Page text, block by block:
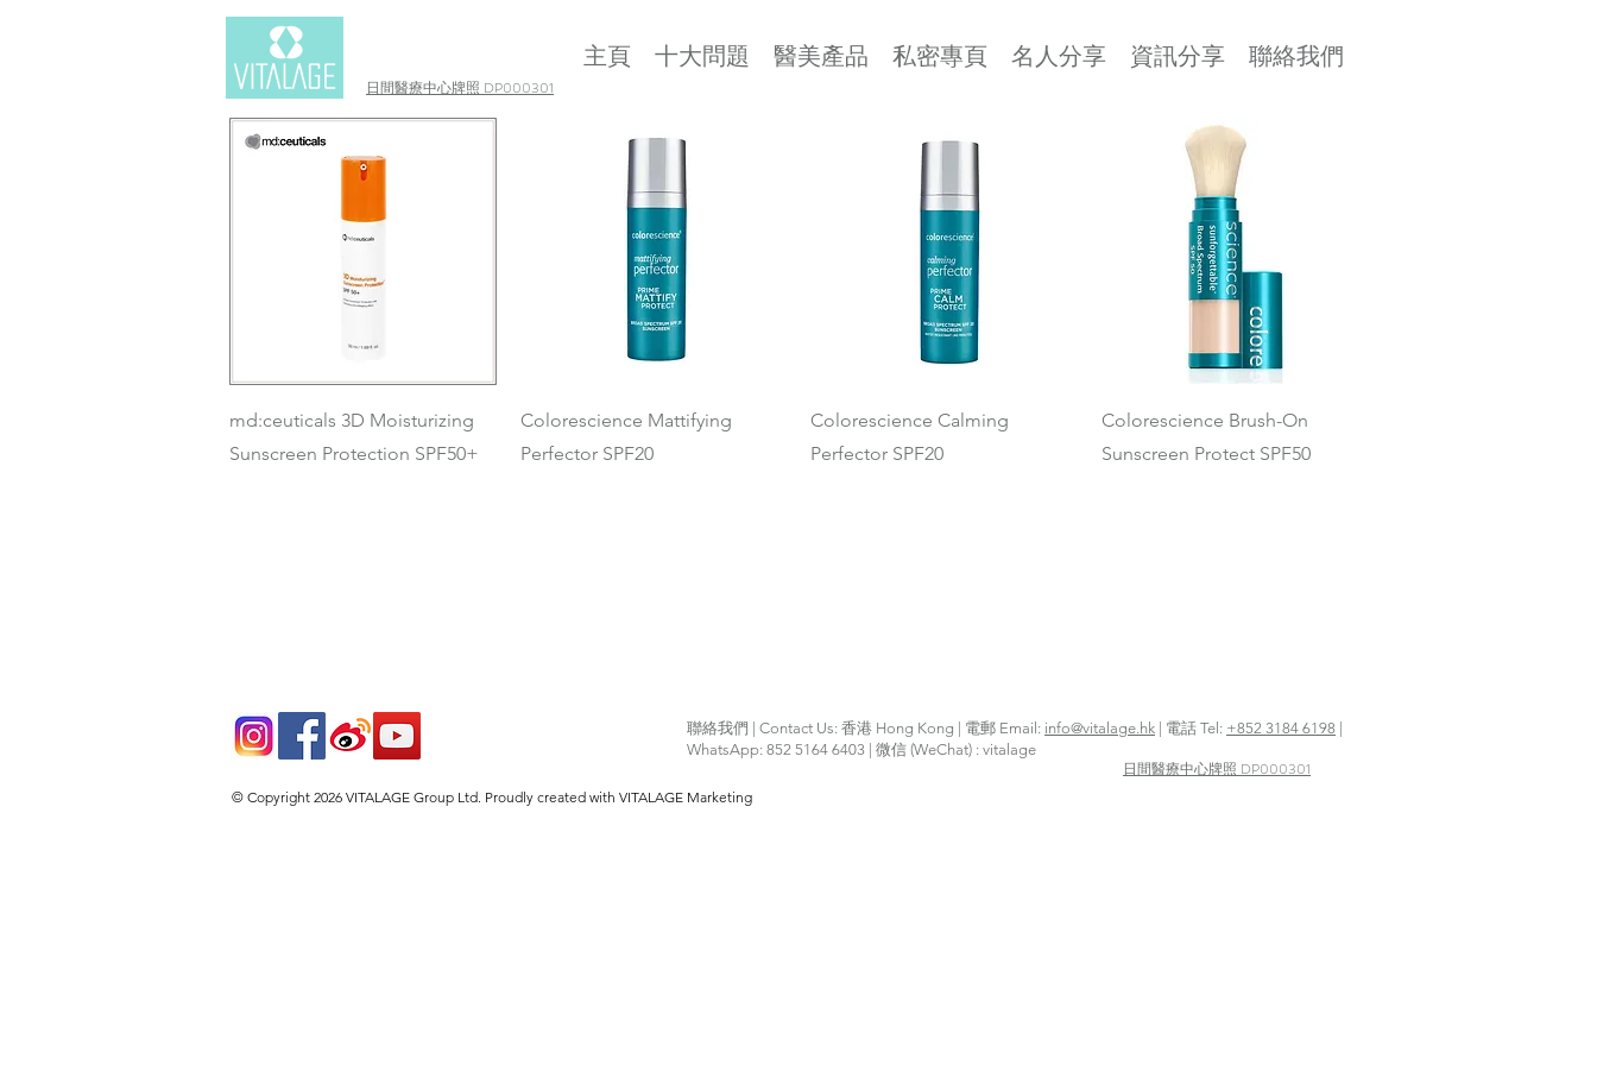
主頁 十大問題 醫美產品 私密專頁 名人分享 資訊分享 聯絡我們
日間醫療中心牌照 DP000301
快速瀏覽
md:ceuticals 3D Moisturizing
Sunscreen Protection SPF50+
快速瀏覽
Colorescience Mattifying
Perfector SPF20
快速瀏覽
Colorescience Calming
Perfector SPF20
快速瀏覽
Colorescience Brush-On
Sunscreen Protect SPF50
聯絡我們 | Contact Us: 香港 Hong Kong | 電郵 Email: info@vitalage.hk | 電話 Tel: +852 3184 6198
WhatsApp: 852 5164 6403 | 微信 (WeChat) : vitalage
日間醫療中心牌照 DP000301
© Copyright 2026 VITALAGE Group Ltd. Proudly created with VITALAGE Marketing